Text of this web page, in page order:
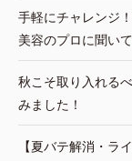
手軽にチャレンジ
美容のプロに聞い
秋こそ取り入れる
みました！
【夏バテ解消・ラ